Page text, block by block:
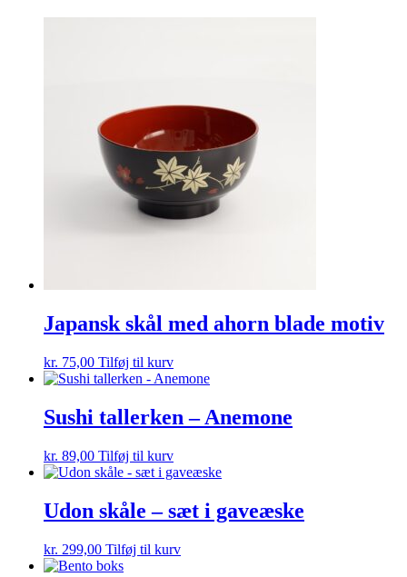
Japansk skål med ahorn blade motiv
kr. 75,00 Tilføj til kurv
Sushi tallerken – Anemone
kr. 89,00 Tilføj til kurv
Udon skåle – sæt i gaveæske
kr. 299,00 Tilføj til kurv